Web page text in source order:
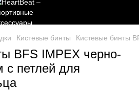
Кистевые бинты Кистевые бинты
BFS IMPEX черно-
с петлей для